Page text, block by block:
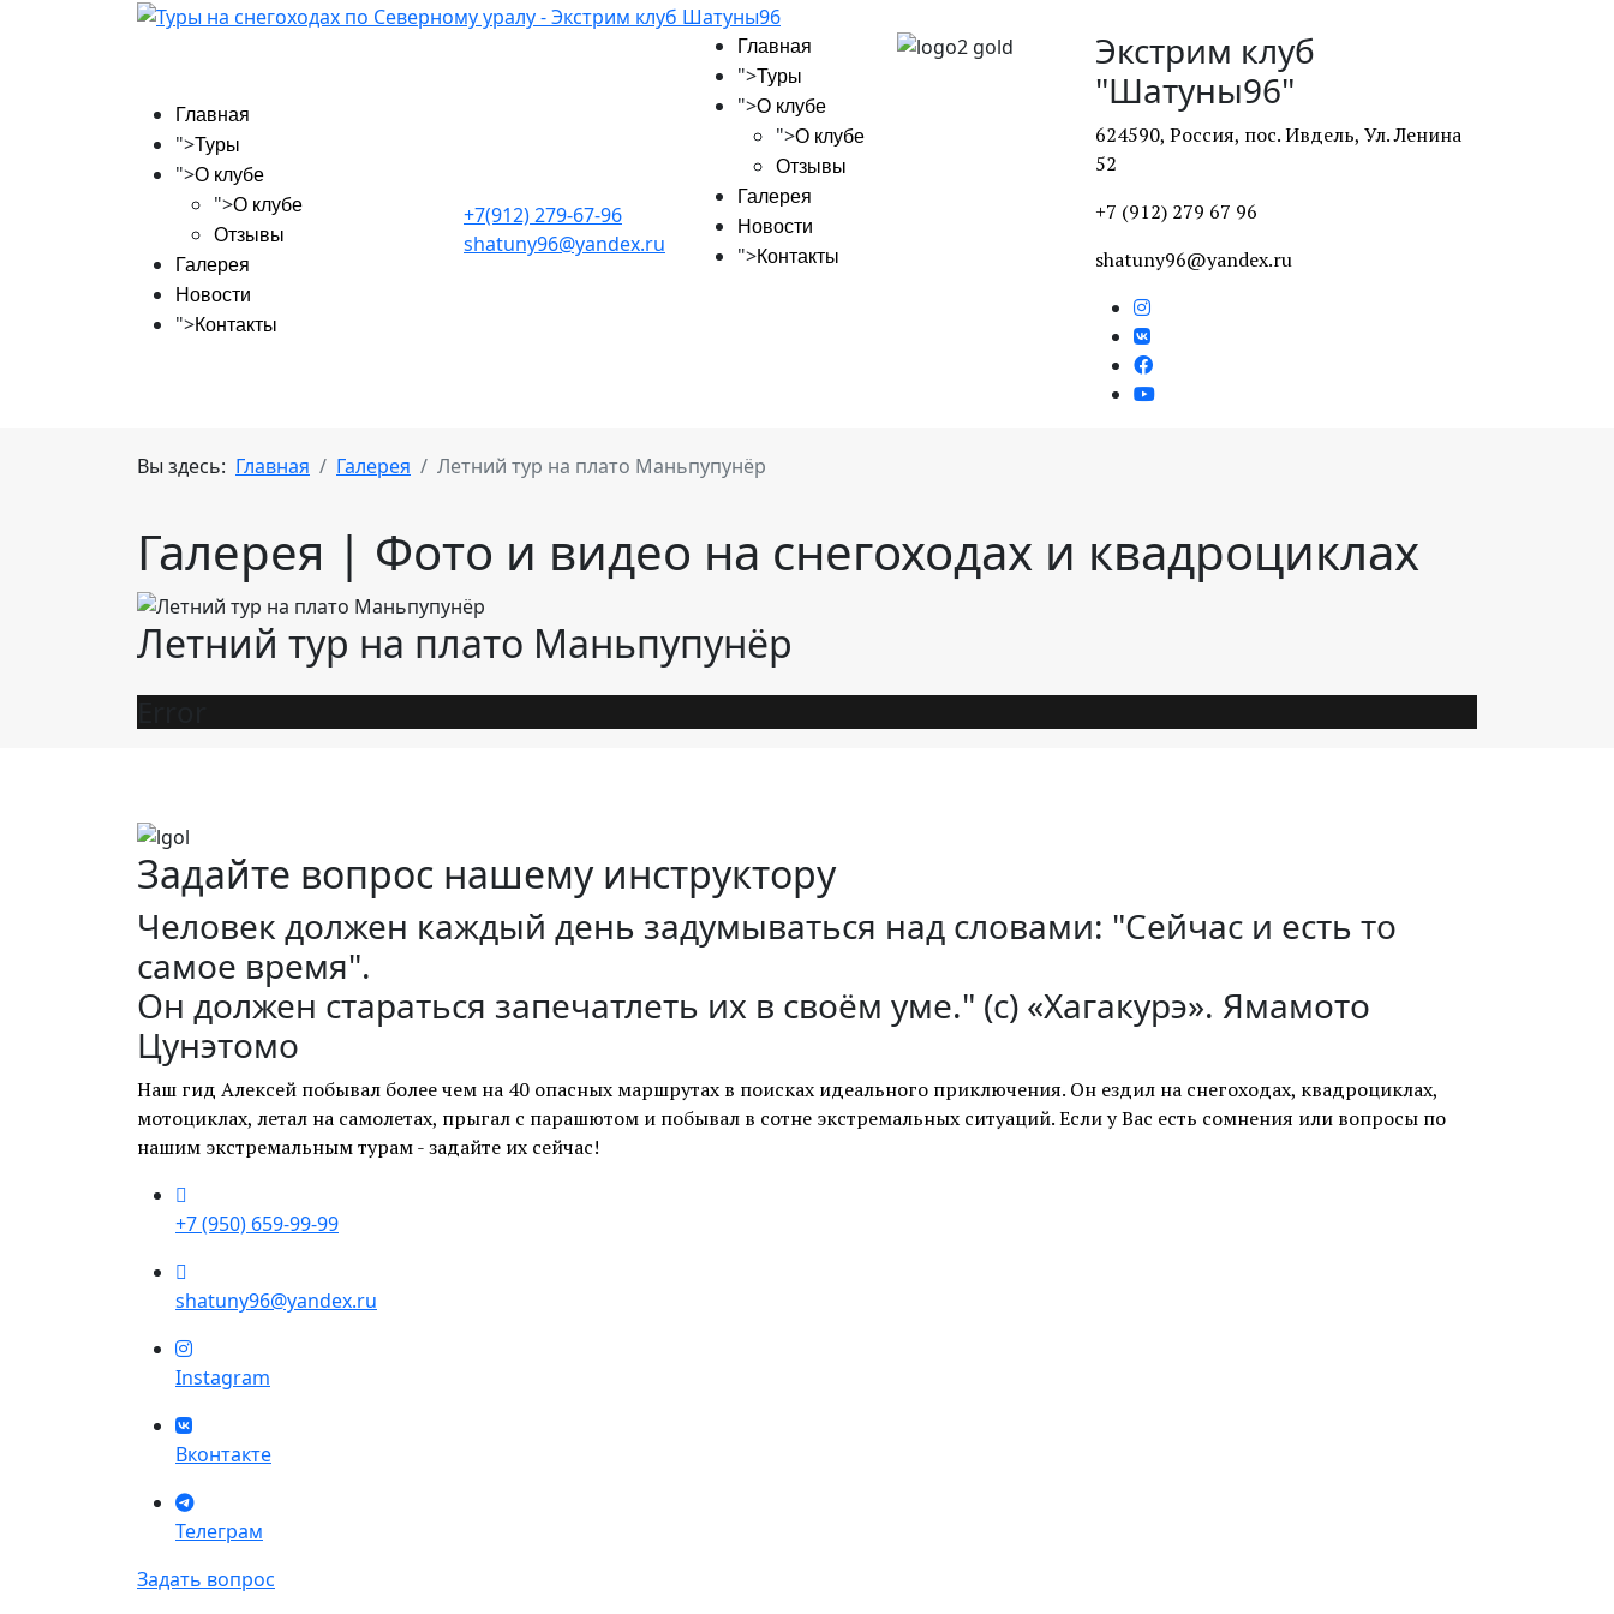
Главная
">Туры
">О клубе
">О клубе
Отзывы
Галерея
Новости
">Контакты
+7(912) 279-67-96
shatuny96@yandex.ru
Главная
">Туры
">О клубе
">О клубе
Отзывы
Галерея
Новости
">Контакты
Экстрим клуб
"Шатуны96"
624590, Россия, пос. Ивдель, Ул. Ленина
52
+7 (912) 279 67 96
shatuny96@yandex.ru
Вы здесь: Главная Галерея Летний тур на плато Маньпупунёр
Галерея | Фото и видео на снегоходах и квадроциклах
Летний тур на плато Маньпупунёр
Задайте вопрос нашему инструктору
Человек должен каждый день задумываться над словами: "Сейчас и есть то
самое время".
Он должен стараться запечатлеть их в своём уме." (с) «Хагакурэ». Ямамото
Цунэтомо
Наш гид Алексей побывал более чем на 40 опасных маршрутах в поисках идеального приключения. Он ездил на снегоходах, квадроциклах,
мотоциклах, летал на самолетах, прыгал с парашютом и побывал в сотне экстремальных ситуаций. Если у Вас есть сомнения или вопросы по
нашим экстремальным турам - задайте их сейчас!
+7 (950) 659-99-99
shatuny96@yandex.ru
Instagram
Вконтакте
Телеграм
Задать вопрос